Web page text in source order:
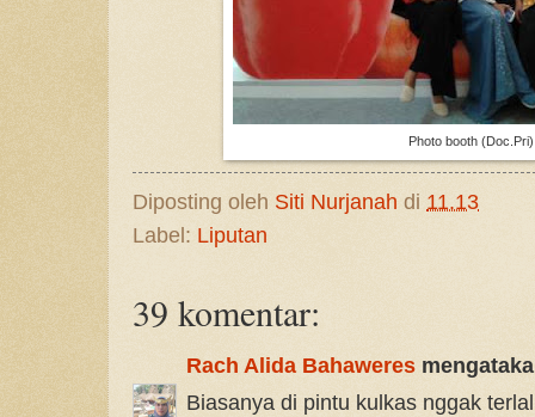
Photo booth (Doc.Pri)
Diposting oleh Siti Nurjanah di 11.13
Label: Liputan
39 komentar:
Rach Alida Bahaweres
Biasanya di pintu kulkas nggak